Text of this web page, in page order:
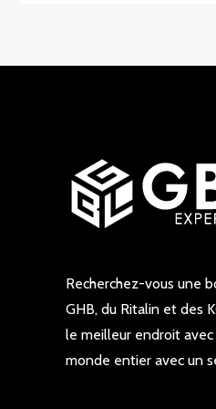
Recherchez-vous une
GHB, du Ritalin et des
le meilleur endroit
monde entier avec un